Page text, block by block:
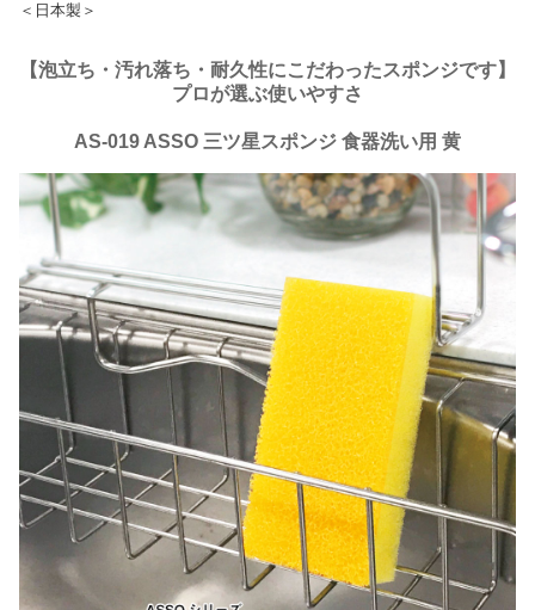
＜日本製＞
【泡立ち・汚れ落ち・耐久性にこだわったスポンジです】
プロが選ぶ使いやすさ
AS-019 ASSO 三ツ星スポンジ 食器洗い用 黄